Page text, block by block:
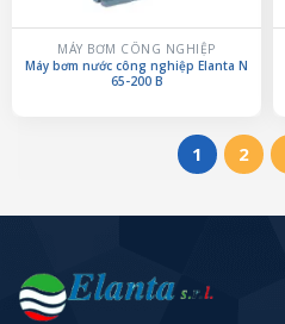
MÁY BƠM CÔNG NGHIỆP
Máy bơm nước công nghiệp Elanta N
65-200 B
1 2